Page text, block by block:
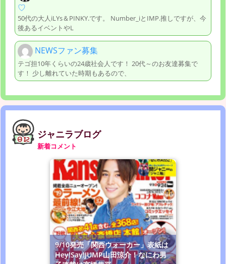
♡
50代の大人iLYs＆PINKY.です。 Number_iとIМP.推しですが、今
後あるイベントやL
NEWSファン募集
テゴ担10年くらいの24歳社会人です！ 20代～のお友達募集で
す！ 少し離れていた時期もあるので、
ジャニラブログ
新着コメント
9/10発売「関西ウォーカー」表紙は
Hey!Say!JUMP山田涼介！なにわ男